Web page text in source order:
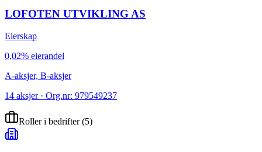
LOFOTEN UTVIKLING AS
Eierskap
0,02% eierandel
A-aksjer, B-aksjer
14 aksjer · Org.nr: 979549237
Roller i bedrifter(5)